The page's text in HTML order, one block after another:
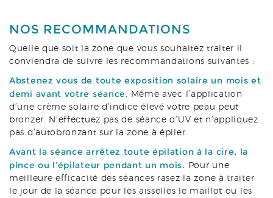
NOS RECOMMANDATIONS
Quelle que soit la zone que vous souhaitez traiter il
conviendra de suivre les recommandations suivantes :
Abstenez vous de toute exposition solaire un mois et
demi avant votre séance. Même avec l’application
d’une crème solaire d’indice élevé votre peau peut
bronzer. N’effectuez pas de séance d’UV et n’appliquez
pas d’autobronzant sur la zone à épiler.
Avant la séance arrêtez toute épilation à la cire, la
pince ou l’épilateur pendant un mois.
Pour une
meilleure efficacité des séances rasez la zone à traiter
le jour de la séance pour les aisselles le maillot ou les